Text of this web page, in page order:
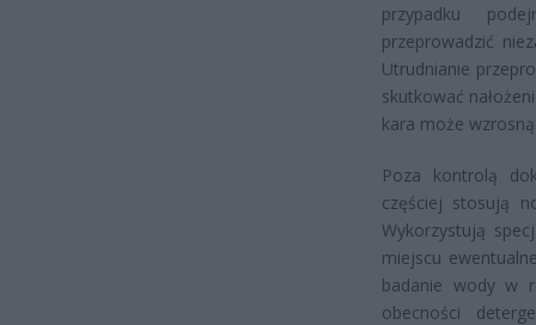
przypadku
przeprowadzić
Utrudnianie
skutkować
kara może
Poza kontrolą
częściej stosują
Wykorzystują
miejscu
badanie wody w
obecności